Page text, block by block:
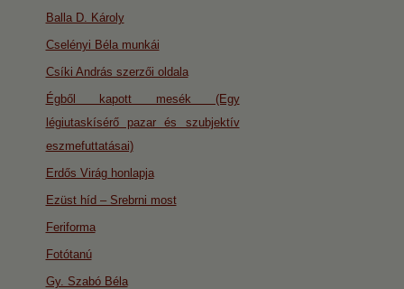
Balla D. Károly
Cselényi Béla munkái
Csíki András szerzői oldala
Égből kapott mesék (Egy
légiutaskísérő pazar és szubjektív
eszmefuttatásai)
Erdős Virág honlapja
Ezüst híd – Srebrni most
Feriforma
Fotótanú
Gy. Szabó Béla